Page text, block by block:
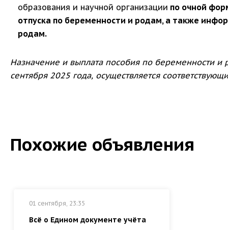
образования и научной организации по очной
отпуска по беременности и родам, а также
родам.
Назначение и выплата пособия по беременности
сентября 2025 года, осуществляется
Похожие объявления
01 сентября, 23:35
Всё о Едином документе учёта